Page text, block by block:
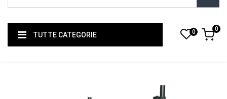
TUTTE CATEGORIE 0 0